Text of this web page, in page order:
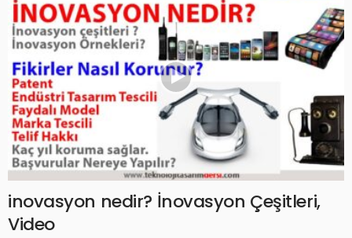
inovasyon nedir? İnovasyon Çeşitleri,
Video